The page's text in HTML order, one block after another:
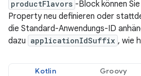
productFlavors -Block können
Property neu definieren oder
die Standard-Anwendungs-ID
dazu applicationIdSuffix , wie
Kotlin Groovy